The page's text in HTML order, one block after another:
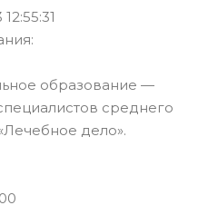
образование —
среднего
дело».